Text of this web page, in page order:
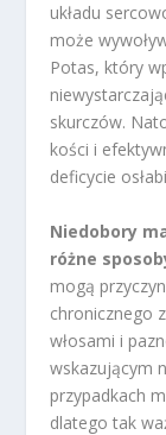
układu
może
Potas, który
skurczów.
kości i
deficycie
Niedobory
różne
mogą
chronicznego
włosami i
wskazującym
przypadkach
dlatego tak